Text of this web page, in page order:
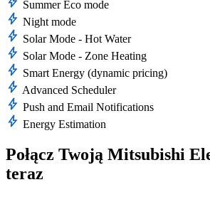
Summer Eco mode
bolt Night mode
bolt Solar Mode - Hot Water
bolt Solar Mode - Zone Heating
bolt Smart Energy (dynamic pricing)
bolt Advanced Scheduler
bolt Push and Email Notifications
bolt Energy Estimation
Połącz Twoją Mitsubishi
teraz